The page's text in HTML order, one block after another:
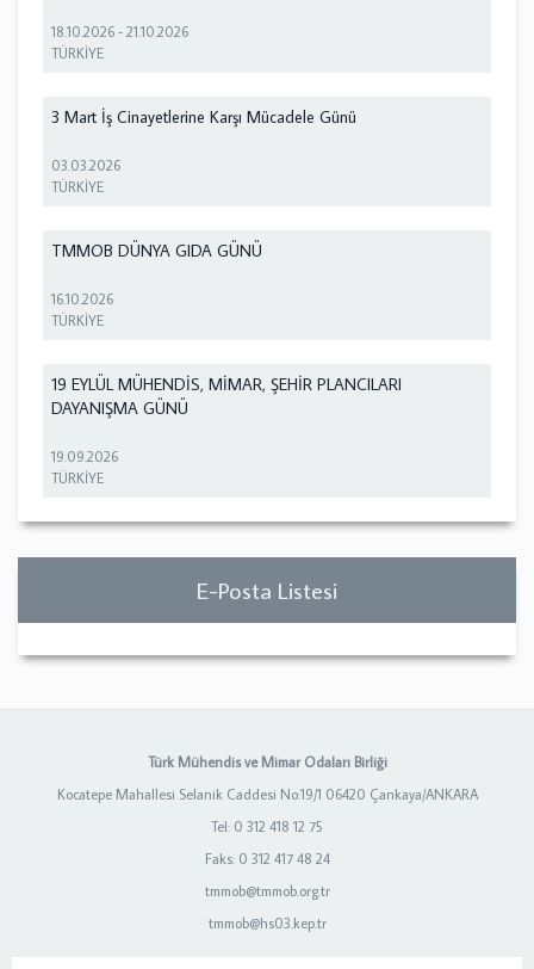
18.10.2026 -21.10.2026
TÜRKİYE
3 Mart İş Cinayetlerine Karşı Mücadele Günü
03.03.2026
TÜRKİYE
TMMOB DÜNYA GIDA GÜNÜ
16.10.2026
TÜRKİYE
19 EYLÜL MÜHENDİS, MİMAR, ŞEHİR PLANCILARI
DAYANIŞMA GÜNÜ
19.09.2026
TÜRKİYE
E-Posta Listesi
Türk Mühendis ve Mimar Odaları Birliği
Kocatepe Mahallesi Selanik Caddesi No:19/1 06420 Çankaya/ANKARA
Tel: 0 312 418 12 75
Faks: 0 312 417 48 24
tmmob@tmmob.org.tr
tmmob@hs03.kep.tr